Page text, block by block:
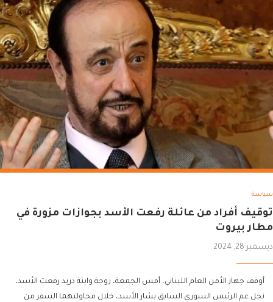
سياسة
توقيف أفراد من عائلة رفعت الأسد بجوازات مزورة في
مطار بيروت
ديسمبر 28, 2024
أوقف جهاز الأمن العام اللبناني، أمس الجمعة، زوجة وابنة دريد رفعت الأسد،
نجل عم الرئيس السوري السابق بشار الأسد، خلال محاولتهما السفر من